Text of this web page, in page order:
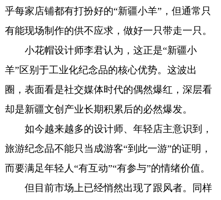
乎每家店铺都有打扮好的“新疆小羊”，但通常只
有能现场制作的供不应求，做好一只带走一只。
小花帽设计师李君认为，这正是“新疆小
羊”区别于工业化纪念品的核心优势。这波出
圈，表面看是社交媒体时代的偶然爆红，深层看
却是新疆文创产业长期积累后的必然爆发。
如今越来越多的设计师、年轻店主意识到，
旅游纪念品不能只当成游客“到此一游”的证明，
而要满足年轻人“有互动”“有参与”的情绪价值。
但目前市场上已经悄然出现了跟风者。同样